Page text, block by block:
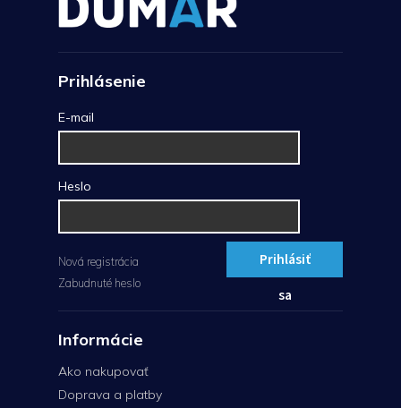
Prihlásenie
E-mail
Heslo
Prihlásiť
sa
Nová registrácia
Zabudnuté heslo
Informácie
Ako nakupovať
Doprava a platby